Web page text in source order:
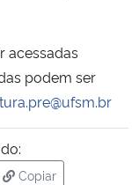
acessadas
podem ser
Copiar